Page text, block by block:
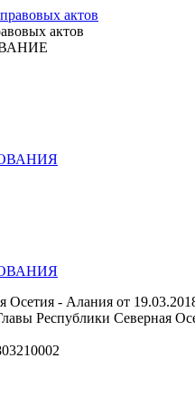
актов
Осетия - Алания от
Республики Северная